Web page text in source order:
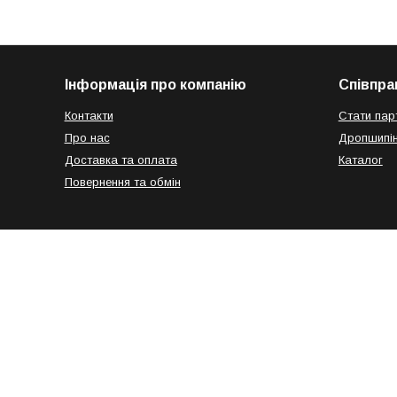
Інформація про компанію
Контакти
Про нас
Доставка та оплата
Повернення та обмін
Стати
Каталог